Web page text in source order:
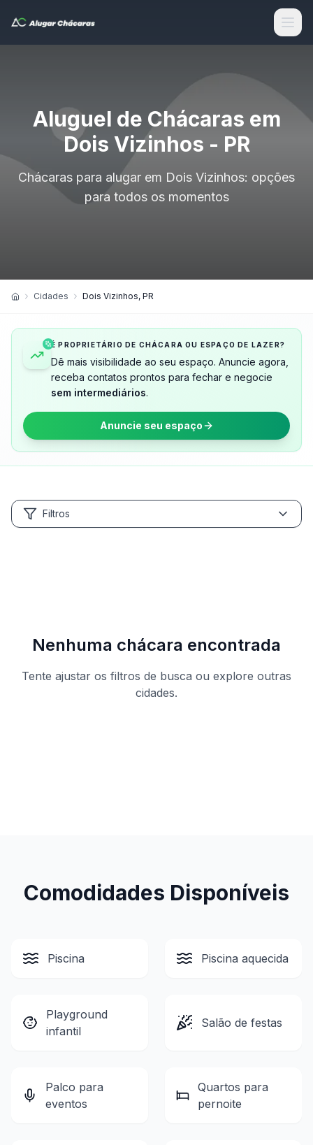
Aluguel de Chácaras em
Dois Vizinhos - PR
Chácaras para alugar em Dois Vizinhos: opções
para todos os momentos
Cidades Dois Vizinhos, PR
É PROPRIETÁRIO DE CHÁCARA OU ESPAÇO DE LAZER?
Dê mais visibilidade ao seu espaço. Anuncie agora,
receba contatos prontos para fechar e negocie
sem intermediários.
Anuncie seu espaço
Filtros
Nenhuma chácara encontrada
Tente ajustar os filtros de busca ou explore outras
cidades.
Comodidades Disponíveis
Piscina Piscina aquecida
Playground
infantil
Salão de festas
Palco para
eventos
Quartos para
pernoite